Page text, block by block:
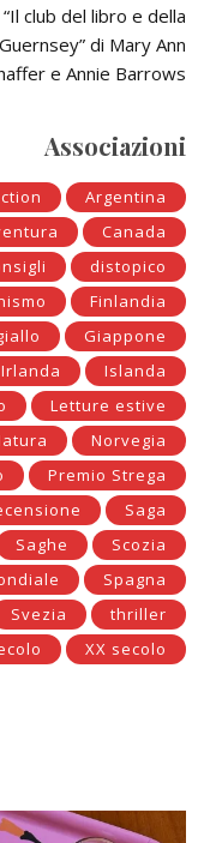
club del libro e della
di Mary Ann
e Annie Barrows
Associazioni
Argentina
Canada
distopico
Finlandia
Giappone
Irlanda
Islanda
Letture estive
Norvegia
Premio Strega
Saga
Saghe
Scozia
Spagna
Svezia
thriller
XX secolo